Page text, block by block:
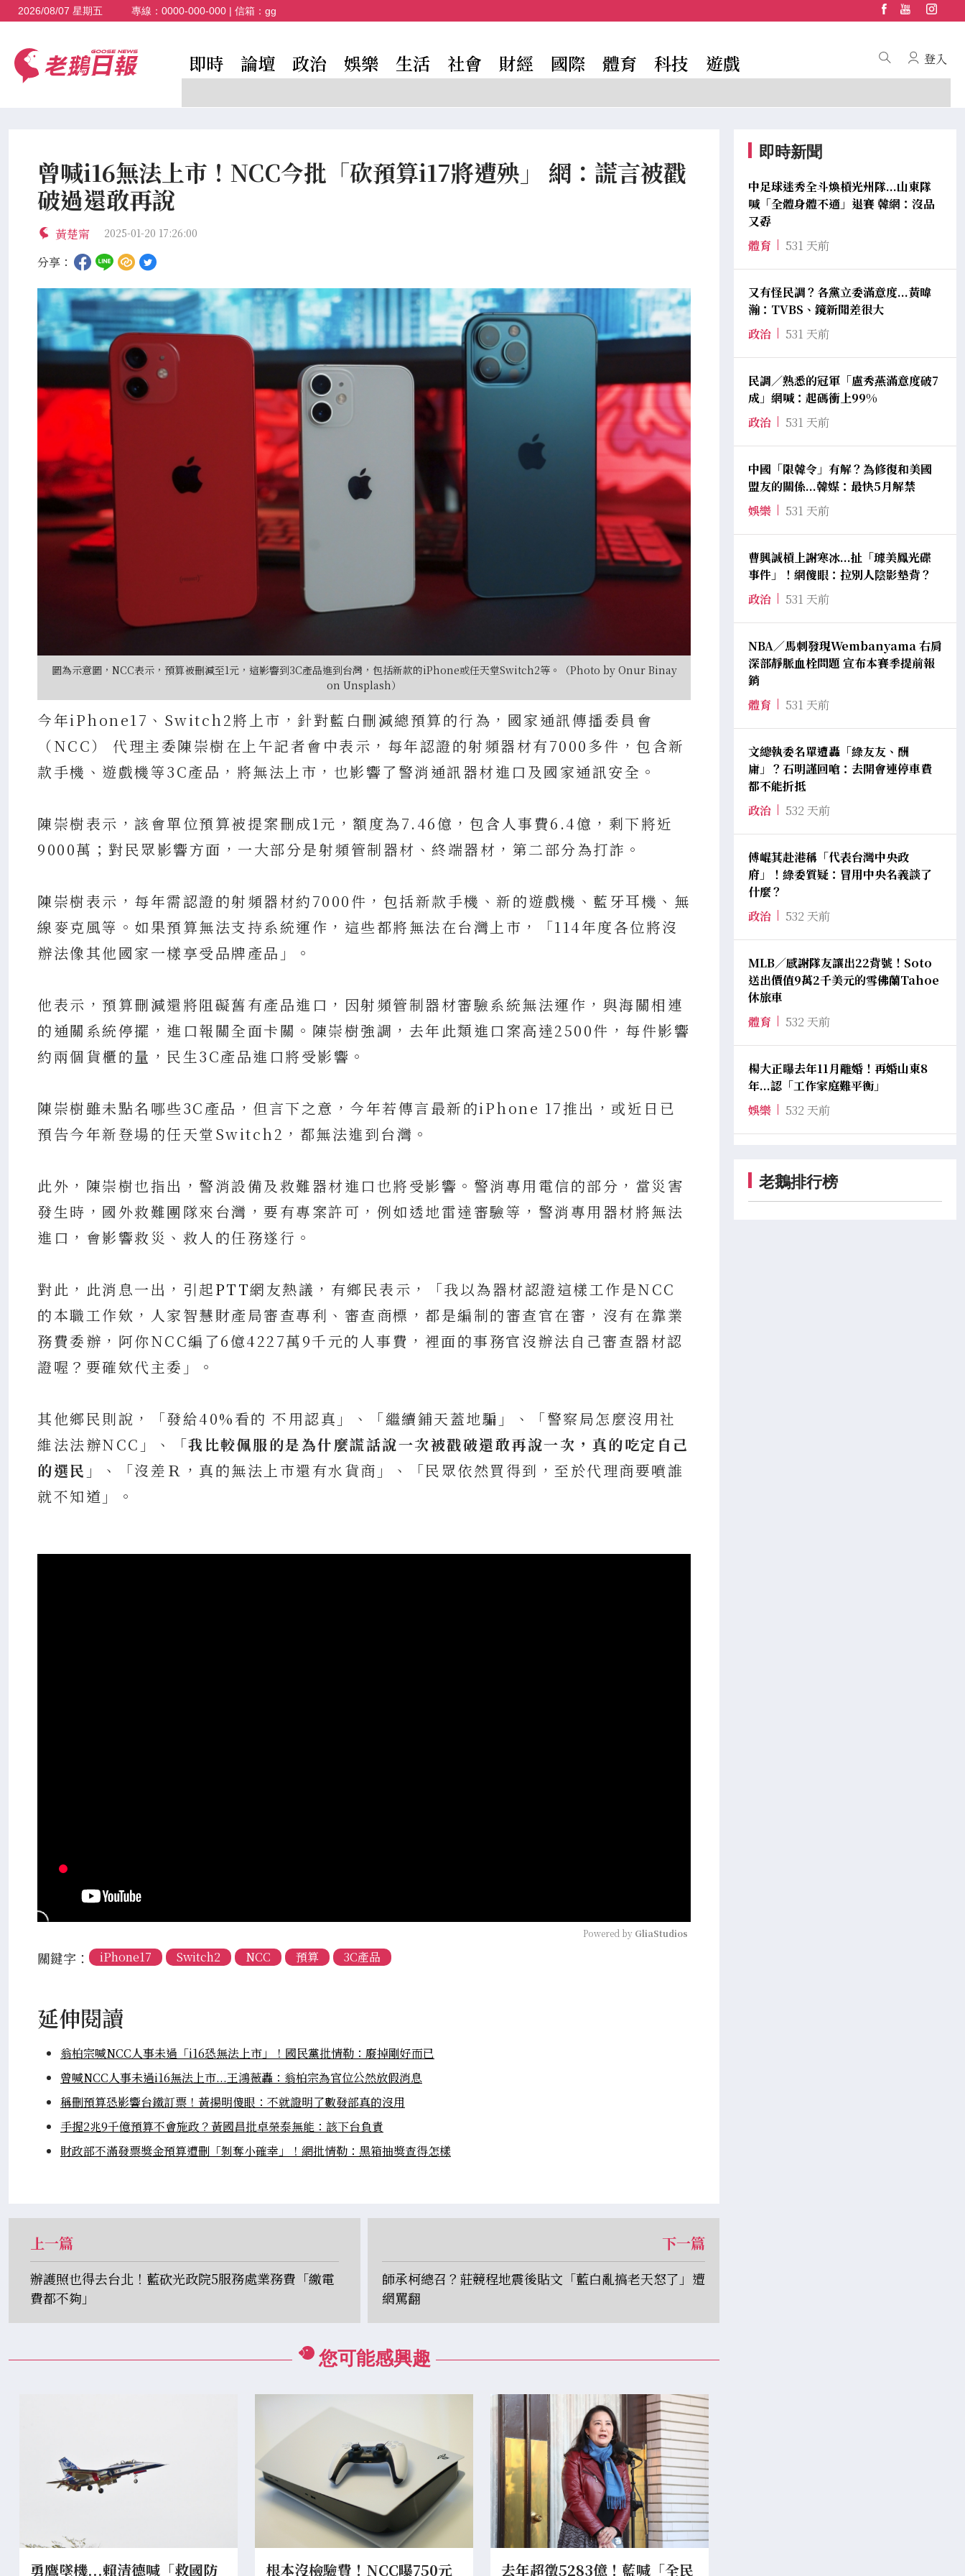
2026/08/07 星期五 專線： 0000-000-000 | 信箱： gg
即時 論壇 政治 娛樂 生活 社會 財經 國際 體育 科技 遊戲 登入
曾喊i16無法上市！NCC今批「砍預算i17將遭殃」 網：謊言被戳
破過還敢再說
黃楚甯 2025-01-20 17:26:00
分享：
圖為示意圖，NCC表示，預算被刪減至1元，這影響到3C產品進到台灣，包括新款的iPhone或任天堂Switch2等。（Photo by Onur Binay
on Unsplash）
今年iPhone17、Switch2將上市，針對藍白刪減總預算的行為，國家通訊傳播委員會
（NCC） 代理主委陳崇樹在上午記者會中表示，每年認證的射頻器材有7000多件，包含新
款手機、遊戲機等3C產品，將無法上市，也影響了警消通訊器材進口及國家通訊安全。
陳崇樹表示，該會單位預算被提案刪成1元，額度為7.46億，包含人事費6.4億，剩下將近
9000萬；對民眾影響方面，一大部分是射頻管制器材、終端器材，第二部分為打詐。
陳崇樹表示，每年需認證的射頻器材約7000件，包括新款手機、新的遊戲機、藍牙耳機、無
線麥克風等。如果預算無法支持系統運作，這些都將無法在台灣上市，「114年度各位將沒
辦法像其他國家一樣享受品牌產品」。
他表示，預算刪減還將阻礙舊有產品進口，因射頻管制器材審驗系統無法運作，與海關相連
的通關系統停擺，進口報關全面卡關。陳崇樹強調，去年此類進口案高達2500件，每件影響
約兩個貨櫃的量，民生3C產品進口將受影響。
陳崇樹雖未點名哪些3C產品，但言下之意，今年若傳言最新的iPhone 17推出，或近日已
預告今年新登場的任天堂Switch2，都無法進到台灣。
此外，陳崇樹也指出，警消設備及救難器材進口也將受影響。警消專用電信的部分，當災害
發生時，國外救難團隊來台灣，要有專案許可，例如透地雷達審驗等，警消專用器材將無法
進口，會影響救災、救人的任務遂行。
對此，此消息一出，引起PTT網友熱議，有鄉民表示，「我以為器材認證這樣工作是NCC
的本職工作欸，人家智慧財產局審查專利、審查商標，都是編制的審查官在審，沒有在靠業
務費委辦，阿你NCC編了6億4227萬9千元的人事費，裡面的事務官沒辦法自己審查器材認
證喔？要確欸代主委」。
其他鄉民則說，「發給40%看的 不用認真」、「繼續鋪天蓋地騙」、「警察局怎麼沒用社
維法法辦NCC」、「我比較佩服的是為什麼謊話說一次被戳破還敢再說一次，真的吃定自己
的選民 」、「沒差Ｒ，真的無法上市還有水貨商」、「民眾依然買得到，至於代理商要噴誰
就不知道」。
Powered by GliaStudios
關鍵字： iPhone17 Switch2 NCC 預算 3C產品
延伸閱讀
翁柏宗喊NCC人事未過「i16恐無法上市」！國民黨批情勒：廢掉剛好而已
曾喊NCC人事未過i16無法上市...王鴻薇轟：翁柏宗為官位公然放假消息
稱刪預算恐影響台鐵訂票！黃揚明傻眼：不就證明了數發部真的沒用
手握2兆9千億預算不會施政？黃國昌批卓榮泰無能：該下台負責
財政部不滿發票獎金預算遭刪「剝奪小確幸」！網批情勒：黑箱抽獎查得怎樣
上一篇
辦護照也得去台北！藍砍光政院5服務處業務費「繳電
費都不夠」
下一篇
師承柯總召？莊競程地震後貼文「藍白亂搞老天怒了」遭
網罵翻
您可能感興趣
勇鷹墜機...賴清德喊「救國防 根本沒檢驗費！NCC曝750元 去年超徵5283億！藍喊「全民
即時新聞
中足球迷秀全斗煥槓光州隊...山東隊
喊「全體身體不適」退賽 韓網：沒品
又孬
體育
531 天前
又有怪民調？各黨立委滿意度...黃暐
瀚：TVBS、鏡新聞差很大
政治
531 天前
民調／熟悉的冠軍「盧秀燕滿意度破7
成」網喊：起碼衝上99%
政治
531 天前
中國「限韓令」有解？為修復和美國
盟友的關係...韓媒：最快5月解禁
娛樂
531 天前
曹興誠槓上謝寒冰...扯「璩美鳳光碟
事件」！網傻眼：拉別人陰影墊背？
政治
531 天前
NBA／馬刺發現Wembanyama 右肩
深部靜脈血栓問題 宣布本賽季提前報
銷
體育
531 天前
文總執委名單遭轟「綠友友、酬
庸」？石明謹回嗆：去開會連停車費
都不能折抵
政治
532 天前
傅崐萁赴港稱「代表台灣中央政
府」！綠委質疑：冒用中央名義談了
什麼？
政治
532 天前
MLB／感謝隊友讓出22背號！Soto
送出價值9萬2千美元的雪佛蘭Tahoe
休旅車
體育
532 天前
楊大正曝去年11月離婚！再婚山東8
年...認「工作家庭難平衡」
娛樂
532 天前
老鵝排行榜